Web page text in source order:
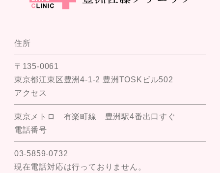
住所
〒135-0061
東京都江東区豊洲4-1-2 豊洲TOSKビル502
アクセス
東京メトロ 有楽町線 豊洲駅4番出口すぐ
電話番号
03-5859-0732
現在電話対応は行っておりません。